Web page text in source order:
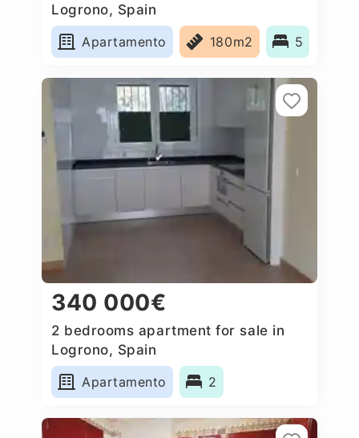
Logrono, Spain
Apartamento
180m2 5
340 000€
2 bedrooms apartment for sale in
Logrono, Spain
Apartamento
2